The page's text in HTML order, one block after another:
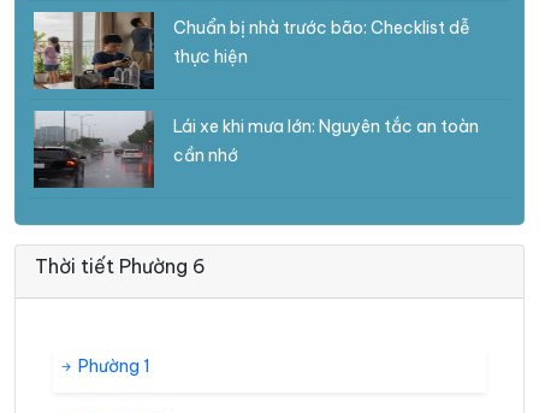
Chuẩn bị nhà trước bão: Checklist dễ
thực hiện
Lái xe khi mưa lớn: Nguyên tắc an toàn
cần nhớ
Thời tiết Phường 6
Phường 1